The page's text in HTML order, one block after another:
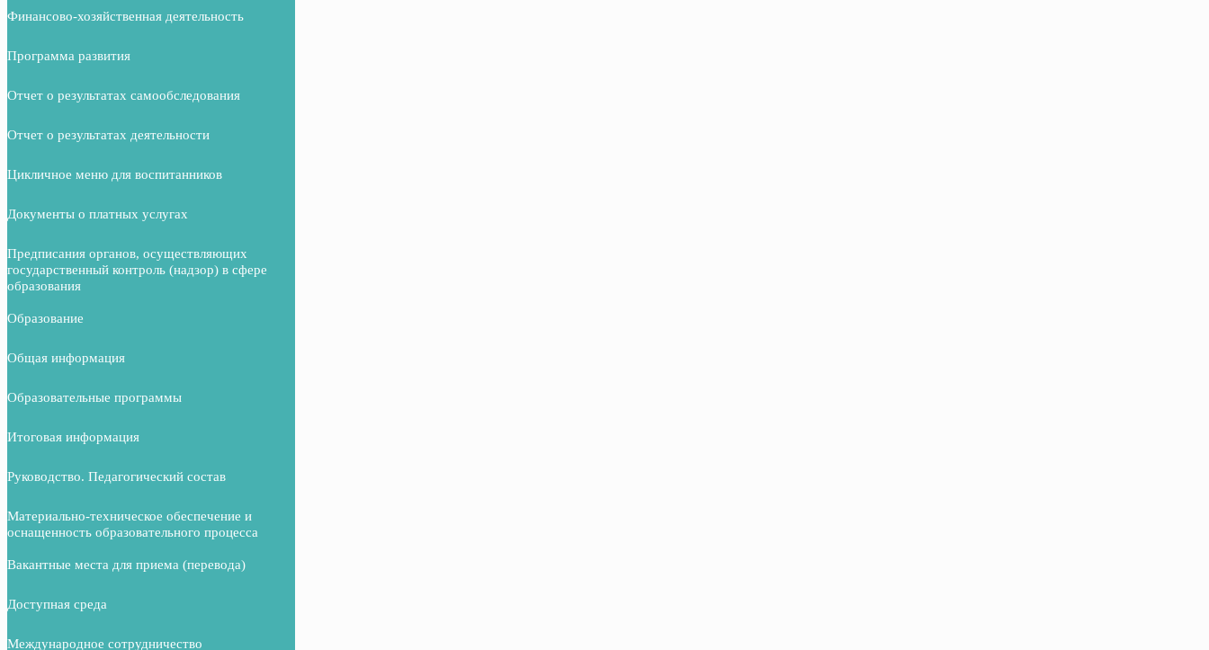
Финансово-хозяйственная деятельность
Программа развития
Отчет о результатах самообследования
Отчет о результатах деятельности
Цикличное меню для воспитанников
Документы о платных услугах
Предписания органов, осуществляющих
государственный контроль (надзор) в сфере
образования
Образование
Общая информация
Образовательные программы
Итоговая информация
Руководство. Педагогический состав
Материально-техническое обеспечение и
оснащенность образовательного процесса
Вакантные места для приема (перевода)
Доступная среда
Международное сотрудничество